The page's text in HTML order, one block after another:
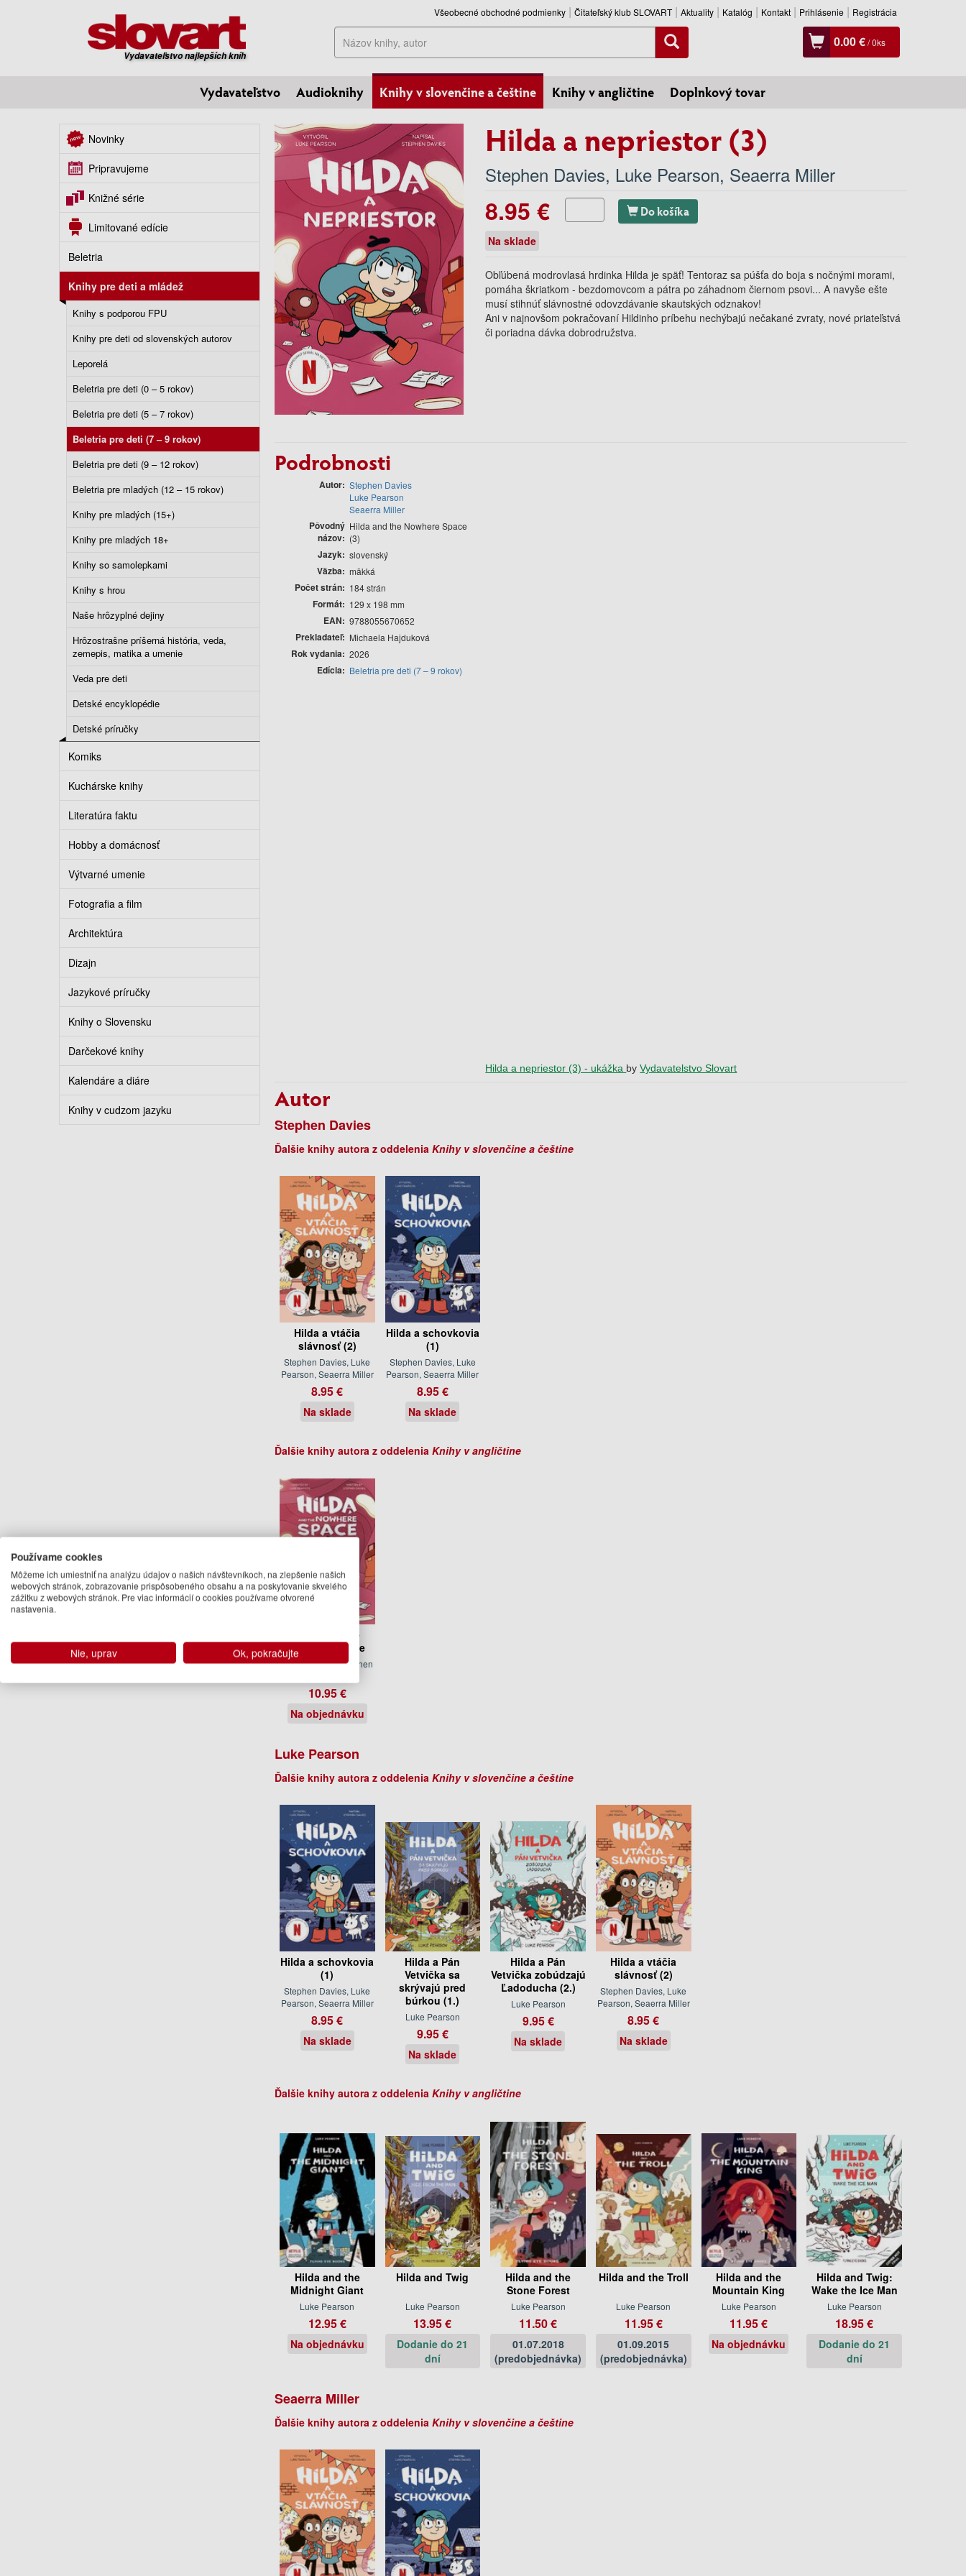
Vydavateľstvo najlepších kníh
Všeobecné obchodné podmienky Čitateľský klub SLOVART Aktuality Katalóg Kontakt Prihlásenie Registrácia
Hľadať 0.00 €/0ks
Vydavateľstvo Audioknihy Knihy v slovenčine a češtine Knihy v angličtine Doplnkový tovar
Novinky
Pripravujeme
Knižné série
Limitované edície
Beletria
Knihy pre deti a mládež
Knihy s podporou FPU
Knihy pre deti od slovenských autorov
Leporelá
Beletria pre deti (0 – 5 rokov)
Beletria pre deti (5 – 7 rokov)
Beletria pre deti (7 – 9 rokov)
Beletria pre deti (9 – 12 rokov)
Beletria pre mladých (12 – 15 rokov)
Knihy pre mladých (15+)
Knihy pre mladých 18+
Knihy so samolepkami
Knihy s hrou
Naše hrôzyplné dejiny
Hrôzostrašne príšerná história, veda,
zemepis, matika a umenie
Veda pre deti
Detské encyklopédie
Detské príručky
Komiks
Kuchárske knihy
Literatúra faktu
Hobby a domácnosť
Výtvarné umenie
Fotografia a film
Architektúra
Dizajn
Jazykové príručky
Knihy o Slovensku
Darčekové knihy
Kalendáre a diáre
Knihy v cudzom jazyku
Hilda a nepriestor (3)
Stephen Davies, Luke Pearson, Seaerra Miller
8.95 € Do košíka
Na sklade
Obľúbená modrovlasá hrdinka Hilda je späť! Tentoraz sa púšťa do boja s nočnými morami,
pomáha škriatkom - bezdomovcom a pátra po záhadnom čiernom psovi... A navyše ešte
musí stihnúť slávnostné odovzdávanie skautských odznakov!
Ani v najnovšom pokračovaní Hildinho príbehu nechýbajú nečakané zvraty, nové priateľstvá
či poriadna dávka dobrodružstva.
Podrobnosti
Autor Stephen Davies
Luke Pearson
Seaerra Miller
Pôvodný
názov
Hilda and the Nowhere Space
(3)
Jazyk slovenský
Väzba mäkká
Počet strán 184 strán
Formát 129 x 198 mm
EAN 9788055670652
Prekladateľ Michaela Hajduková
Rok vydania 2026
Edícia Beletria pre deti (7 – 9 rokov)
Hilda a nepriestor (3) - ukážka byVydavatelstvo Slovart
Autor
Stephen Davies
Ďalšie knihy autora z oddelenia Knihy v slovenčine a češtine
Hilda a vtáčia
slávnosť (2)
Stephen Davies, Luke
Pearson, Seaerra Miller
8.95 €
Na sklade
Hilda a schovkovia
(1)
Stephen Davies, Luke
Pearson, Seaerra Miller
8.95 €
Na sklade
Ďalšie knihy autora z oddelenia Knihy v angličtine
Hilda and the
Nowhere Space
Luke Pearson, Stephen
10.95 €
Na objednávku
Luke Pearson
Ďalšie knihy autora z oddelenia Knihy v slovenčine a češtine
Hilda a schovkovia
(1)
Stephen Davies, Luke
Pearson, Seaerra Miller
8.95 €
Na sklade
Hilda a Pán
Vetvička sa
skrývajú pred
búrkou (1.)
Luke Pearson
9.95 €
Na sklade
Hilda a Pán
Vetvička zobúdzajú
Ľadoducha (2.)
Luke Pearson
9.95 €
Na sklade
Hilda a vtáčia
slávnosť (2)
Stephen Davies, Luke
Pearson, Seaerra Miller
8.95 €
Na sklade
Ďalšie knihy autora z oddelenia Knihy v angličtine
Hilda and the
Midnight Giant
Luke Pearson
12.95 €
Na objednávku
Hilda and Twig
Luke Pearson
13.95 €
Dodanie do 21
dní
Hilda and the
Stone Forest
Luke Pearson
11.50 €
01.07.2018
(predobjednávka)
Hilda and the Troll
Luke Pearson
11.95 €
01.09.2015
(predobjednávka)
Hilda and the
Mountain King
Luke Pearson
11.95 €
Na objednávku
Hilda and Twig:
Wake the Ice Man
Luke Pearson
18.95 €
Dodanie do 21
dní
Seaerra Miller
Ďalšie knihy autora z oddelenia Knihy v slovenčine a češtine
Používame cookies
Môžeme ich umiestniť na analýzu údajov o našich návštevníkoch, na zlepšenie našich
webových stránok, zobrazovanie prispôsobeného obsahu a na poskytovanie skvelého
zážitku z webových stránok. Pre viac informácií o cookies používame otvorené
nastavenia.
Nie, uprav Ok, pokračujte